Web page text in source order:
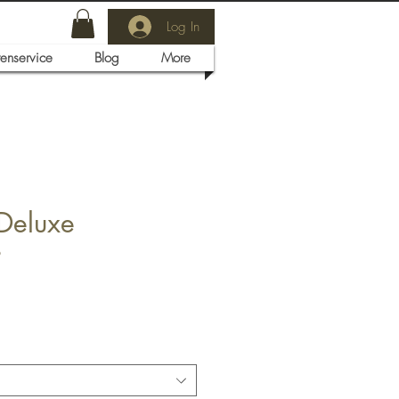
Log In
Blog More